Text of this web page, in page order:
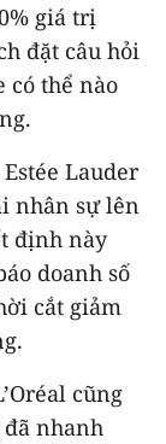
giá trị
đặt câu hỏi
có thể nào
Lauder
nhân sự lên
định này
doanh số
cắt giảm
cũng
nhanh